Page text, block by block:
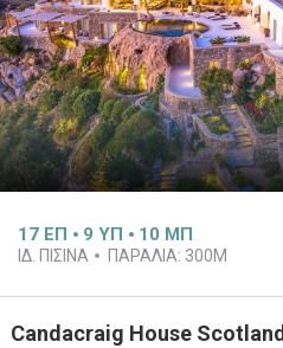
17 ΕΠ 9 ΥΠ 10 ΜΠ
ΙΔ. ΠΙΣΊΝΑ ΠΑΡΑΛΊΑ: 300M
Candacraig House Scotland